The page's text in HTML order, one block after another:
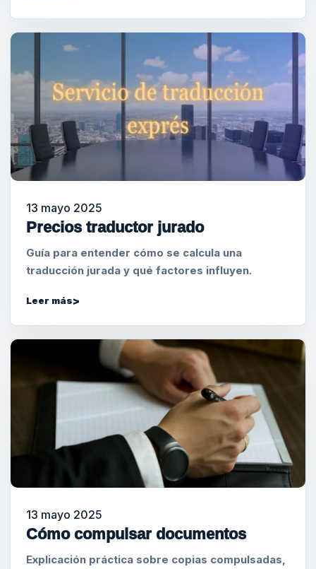
13 mayo 2025
Precios traductor jurado
Guía para entender cómo se calcula una
traducción jurada y qué factores influyen.
Leer más
13 mayo 2025
Cómo compulsar documentos
Explicación práctica sobre copias compulsadas,